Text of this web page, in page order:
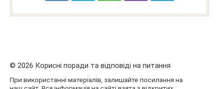
© 2026 Корисні поради та відповіді на питання
При використанні матеріалів, залишайте посилання на